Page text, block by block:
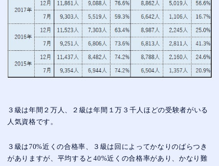
３級は年間２万人、２級は年間１万３千人ほどの受験者がいる
人気資格です。
３級は70%近くの合格率、３級は回によってかなりのばらつき
がありますが、平均すると40%近くの合格率があり、かなり難